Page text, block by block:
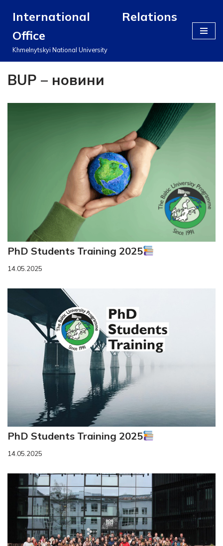
до
вмісту
International Relations
Office
Khmelnytskyi National University
BUP – новини
PhD Students Training 2025
14.05.2025
PhD Students Training 2025
14.05.2025